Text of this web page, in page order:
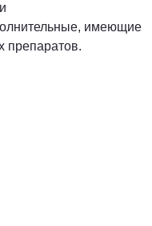
имеющие
препаратов.